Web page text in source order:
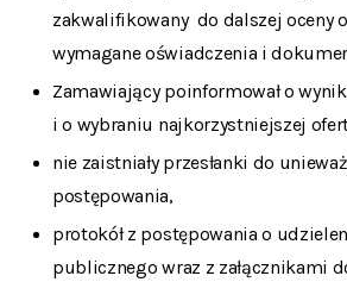
zakwalifikowany do dalszej oceny
wymagane oświadczenia i
Zamawiający poinformował o
i o wybraniu najkorzystniejszej
nie zaistniały przesłanki do
postępowania,
protokół z postępowania o
publicznego wraz z załącznikami